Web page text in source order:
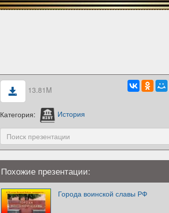
13.81M
Категория: История
Похожие презентации:
Города воинской славы РФ